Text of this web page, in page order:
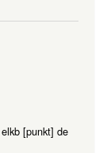
elkb [punkt] de